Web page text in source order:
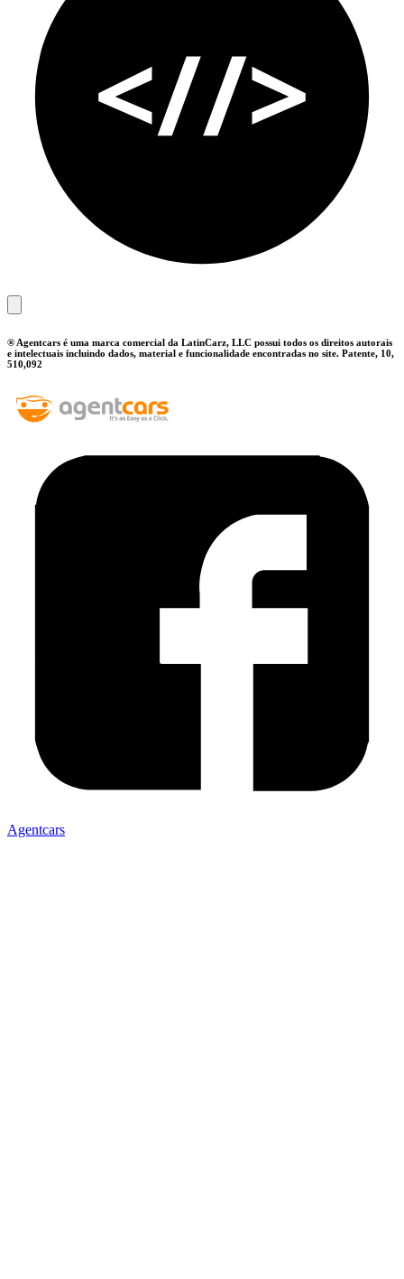
® Agentcars é uma marca comercial da LatinCarz, LLC possui todos os direitos autorais
e intelectuais incluindo dados, material e funcionalidade encontradas no site. Patente, 10,
510,092
Agentcars